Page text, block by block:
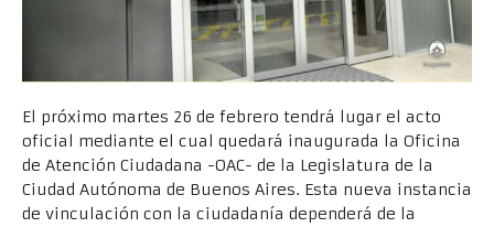
El próximo martes 26 de febrero tendrá lugar el acto
oficial mediante el cual quedará inaugurada la Oficina
de Atención Ciudadana -OAC- de la Legislatura de la
Ciudad Autónoma de Buenos Aires. Esta nueva instancia
de vinculación con la ciudadanía dependerá de la